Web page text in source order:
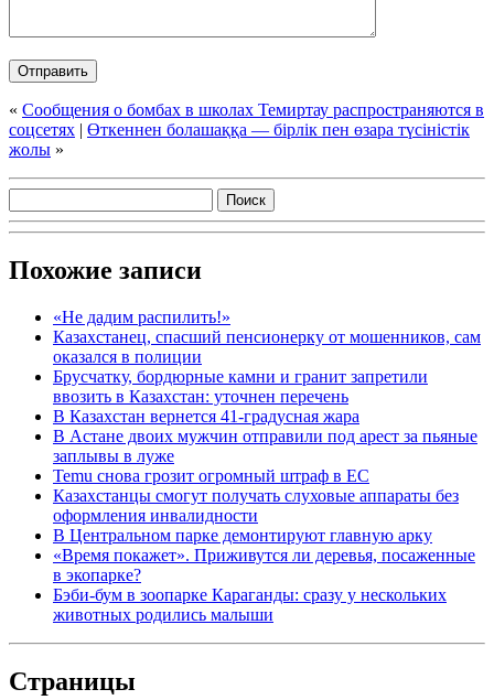
« Сообщения о бомбах в школах Темиртау распространяются в
соцсетях | Өткеннен болашаққа — бірлік пен өзара түсіністік
жолы »
Похожие записи
«Не дадим распилить!»
Казахстанец, спасший пенсионерку от мошенников, сам
оказался в полиции
Брусчатку, бордюрные камни и гранит запретили
ввозить в Казахстан: уточнен перечень
В Казахстан вернется 41-градусная жара
В Астане двоих мужчин отправили под арест за пьяные
заплывы в луже
Temu снова грозит огромный штраф в ЕС
Казахстанцы смогут получать слуховые аппараты без
оформления инвалидности
В Центральном парке демонтируют главную арку
«Время покажет». Приживутся ли деревья, посаженные
в экопарке?
Бэби-бум в зоопарке Караганды: сразу у нескольких
животных родились малыши
Страницы